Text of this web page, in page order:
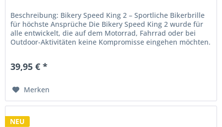
Beschreibung: Bikery Speed King 2 – Sportliche Bikerbrille
für höchste Ansprüche Die Bikery Speed King 2 wurde für
alle entwickelt, die auf dem Motorrad, Fahrrad oder bei
Outdoor-Aktivitäten keine Kompromisse eingehen möchten.
39,95 € *
Merken
NEU